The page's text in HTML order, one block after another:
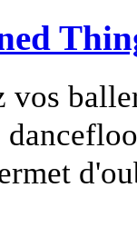
vos